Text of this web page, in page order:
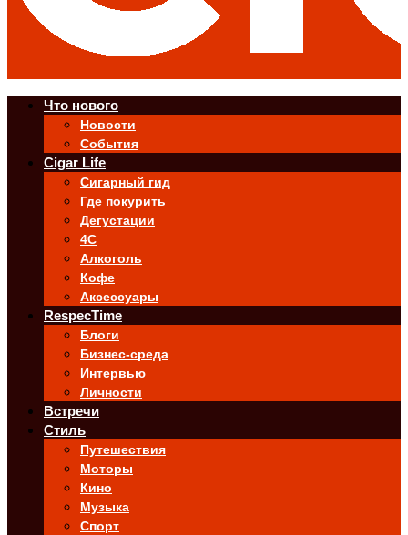
Что нового
Новости
События
Cigar Life
Сигарный гид
Где покурить
Дегустации
4C
Алкоголь
Кофе
Аксессуары
RespecTime
Блоги
Бизнес-среда
Интервью
Личности
Встречи
Стиль
Путешествия
Моторы
Кино
Музыка
Спорт